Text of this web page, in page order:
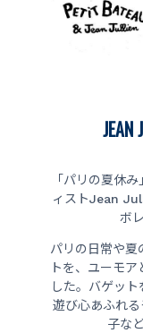
JEAN
「パリの夏休
ィストJean
ボ
パリの日常や夏
トを、ユーモ
した。バゲッ
遊び心あふれ
子な